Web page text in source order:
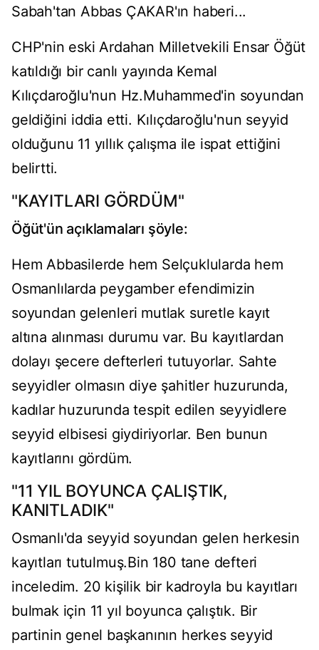
Sabah'tan Abbas ÇAKAR'ın haberi...
CHP'nin eski Ardahan Milletvekili Ensar Öğüt
katıldığı bir canlı yayında Kemal
Kılıçdaroğlu'nun Hz.Muhammed'in soyundan
geldiğini iddia etti. Kılıçdaroğlu'nun seyyid
olduğunu 11 yıllık çalışma ile ispat ettiğini
belirtti.
"KAYITLARI GÖRDÜM"
Öğüt'ün açıklamaları şöyle:
Hem Abbasilerde hem Selçuklularda hem
Osmanlılarda peygamber efendimizin
soyundan gelenleri mutlak suretle kayıt
altına alınması durumu var. Bu kayıtlardan
dolayı şecere defterleri tutuyorlar. Sahte
seyyidler olmasın diye şahitler huzurunda,
kadılar huzurunda tespit edilen seyyidlere
seyyid elbisesi giydiriyorlar. Ben bunun
kayıtlarını gördüm.
"11 YIL BOYUNCA ÇALIŞTIK,
KANITLADIK"
Osmanlı'da seyyid soyundan gelen herkesin
kayıtları tutulmuş.Bin 180 tane defteri
inceledim. 20 kişilik bir kadroyla bu kayıtları
bulmak için 11 yıl boyunca çalıştık. Bir
partinin genel başkanının herkes seyyid